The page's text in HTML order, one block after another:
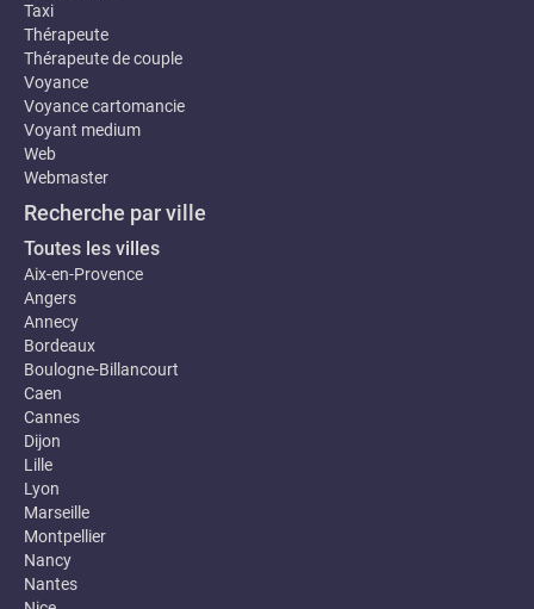
Taxi
Thérapeute
Thérapeute de couple
Voyance
Voyance cartomancie
Voyant medium
Web
Webmaster
Recherche par ville
Toutes les villes
Aix-en-Provence
Angers
Annecy
Bordeaux
Boulogne-Billancourt
Caen
Cannes
Dijon
Lille
Lyon
Marseille
Montpellier
Nancy
Nantes